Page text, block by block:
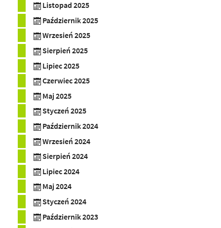
Listopad 2025
Październik 2025
Wrzesień 2025
Sierpień 2025
Lipiec 2025
Czerwiec 2025
Maj 2025
Styczeń 2025
Październik 2024
Wrzesień 2024
Sierpień 2024
Lipiec 2024
Maj 2024
Styczeń 2024
Październik 2023